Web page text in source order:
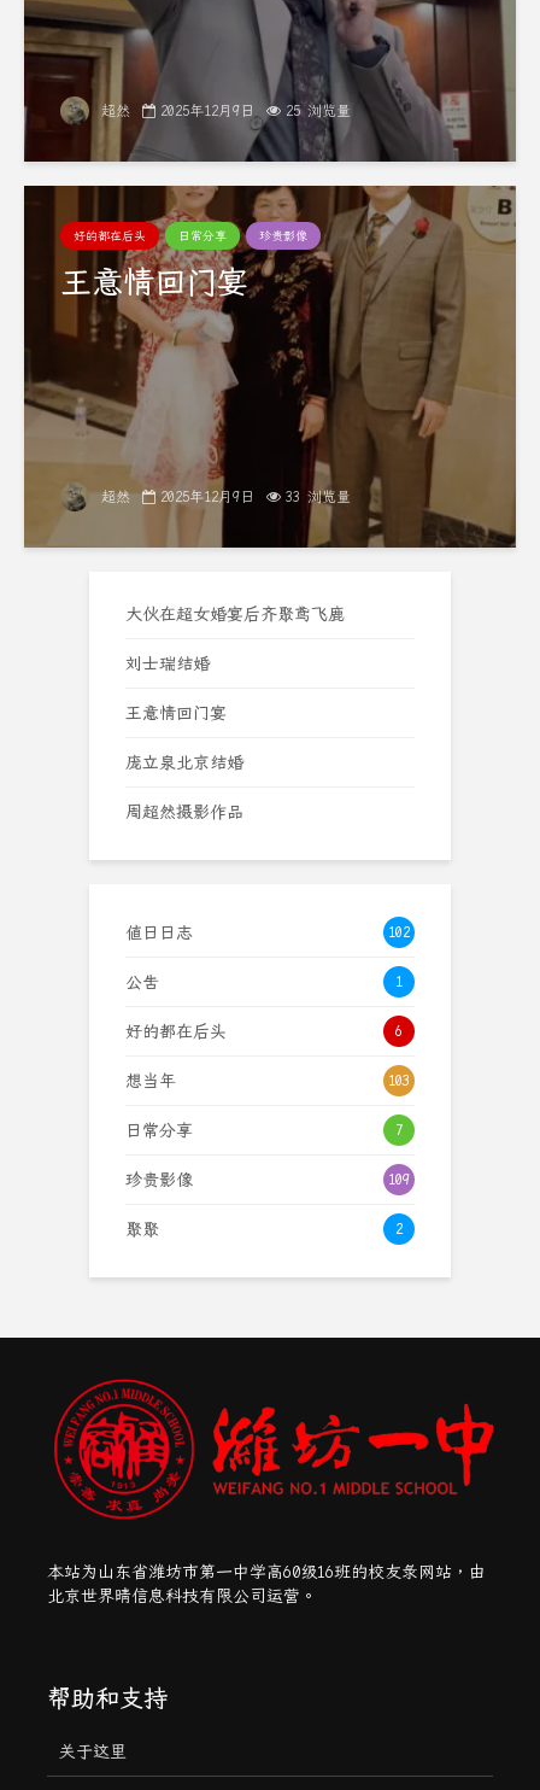
超然 2025年12月9日 25 浏览量
好的都在后头 日常分享 珍贵影像
王意情回门宴
超然 2025年12月9日 33 浏览量
大伙在超女婚宴后齐聚鸢飞鹿
刘士瑞结婚
王意情回门宴
庞立泉北京结婚
周超然摄影作品
值日日志 102
公告 1
好的都在后头 6
想当年 103
日常分享 7
珍贵影像 109
聚聚 2
本站为山东省潍坊市第一中学高60级16班的校友录网站，由
北京世界晴信息科技有限公司运营。
帮助和支持
关于这里